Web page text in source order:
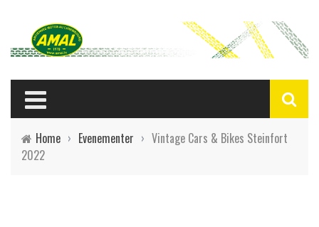
Home › Evenementer › Vintage Cars & Bikes Steinfort
2022